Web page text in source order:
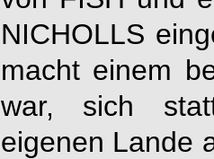
NICHOLLS
macht einem
war, sich
eigenen Lande